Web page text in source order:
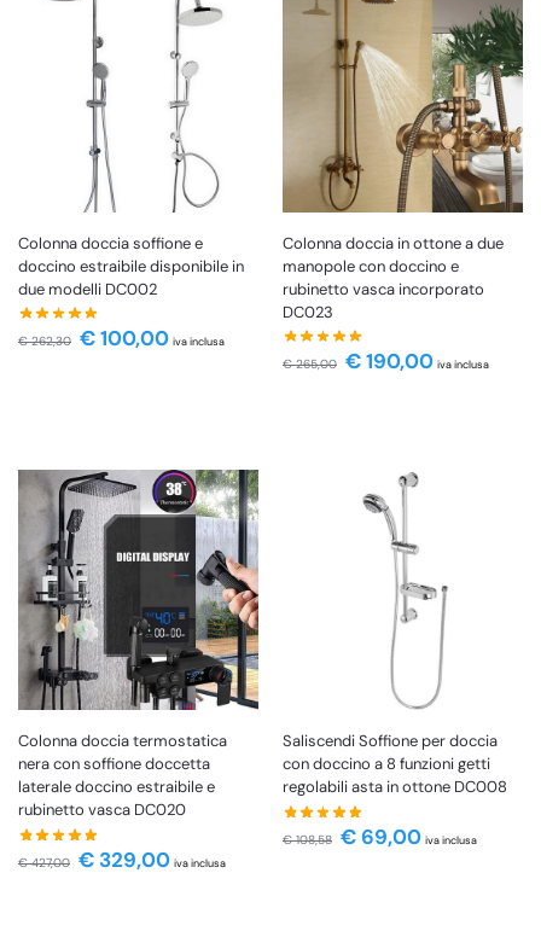
Colonna doccia soffione e
doccino estraibile disponibile in
due modelli DC002
€262,30 €100,00 iva inclusa
Colonna doccia in ottone a due
manopole con doccino e
rubinetto vasca incorporato
DC023
€265,00 €190,00 iva inclusa
Colonna doccia termostatica
nera con soffione doccetta
laterale doccino estraibile e
rubinetto vasca DC020
€427,00 € 329,00 iva inclusa
Saliscendi Soffione per doccia
con doccino a 8 funzioni getti
regolabili asta in ottone DC008
€108,58 €69,00 iva inclusa